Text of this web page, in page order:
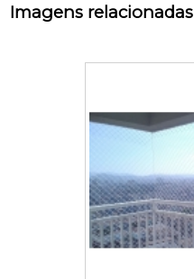
Imagens relacionadas